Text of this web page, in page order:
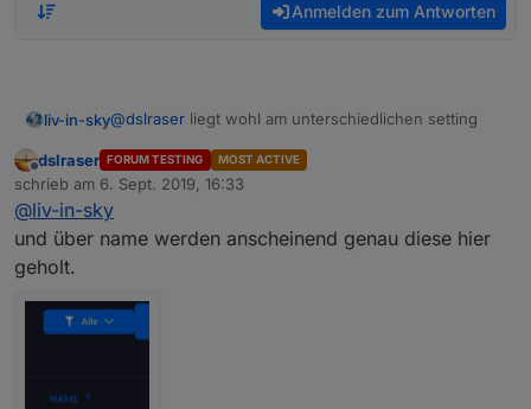
Anmelden zum Antworten
liv-in-sky@dslraser liegt wohl am unterschiedlichen setting
Offline
dslraser FORUM TESTING MOST ACTIVE
schrieb am 6. Sept. 2019, 16:33
zuletzt editiert von
@liv-in-sky
und über name werden anscheinend genau diese hier
geholt.